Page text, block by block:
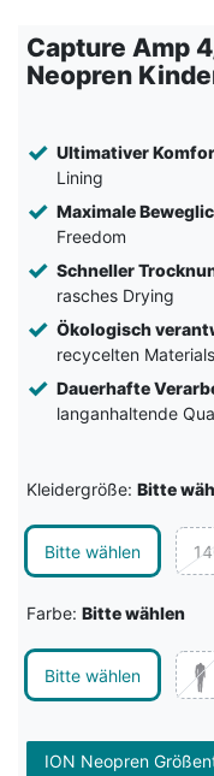
Capture Amp
Neopren
Ultimativer
Lining
Maximale
Freedom
Schneller
rasches Drying
Ökologisch
recycelten Materials
Dauerhafte
langanhaltende
Kleidergröße: Bitte
Bitte wählen
Farbe: Bitte wählen
Bitte wählen
ION Neopren